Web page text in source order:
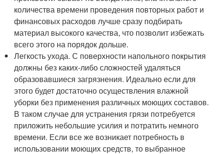
количества времени проведения повторных работ и
финансовых расходов лучше сразу подбирать
материал высокого качества, что позволит избежать
всего этого на порядок дольше.
Легкость ухода. С поверхности напольного покрытия
должны без каких-либо сложностей удаляться
образовавшиеся загрязнения. Идеально если для
этого будет достаточно осуществления влажной
уборки без применения различных моющих составов.
В таком случае для устранения грязи потребуется
приложить небольшие усилия и потратить немного
времени. Если все же возникает потребность в
использовании моющих средств, то выбранное